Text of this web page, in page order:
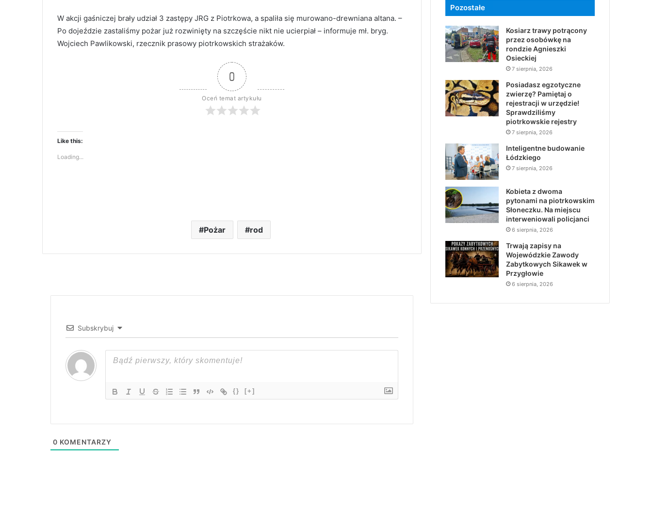
W akcji gaśniczej brały udział 3 zastępy JRG z Piotrkowa, a spaliła się murowano-drewniana altana. –
Po dojeździe zastaliśmy pożar już rozwinięty na szczęście nikt nie ucierpiał – informuje mł. bryg.
Wojciech Pawlikowski, rzecznik prasowy piotrkowskich strażaków.
0
Oceń temat artykułu
Like this:
Loading...
Pożar rod
Subskrybuj
{} [+]
0 KOMENTARZY
Pozostałe
Kosiarz trawy potrącony
przez osobówkę na
rondzie Agnieszki
Osieckiej
7 sierpnia, 2026
Posiadasz egzotyczne
zwierzę? Pamiętaj o
rejestracji w urzędzie!
Sprawdziliśmy
piotrkowskie rejestry
7 sierpnia, 2026
Inteligentne budowanie
Łódzkiego
7 sierpnia, 2026
Kobieta z dwoma
pytonami na piotrkowskim
Słoneczku. Na miejscu
interweniowali policjanci
6 sierpnia, 2026
Trwają zapisy na
Wojewódzkie Zawody
Zabytkowych Sikawek w
Przygłowie
6 sierpnia, 2026